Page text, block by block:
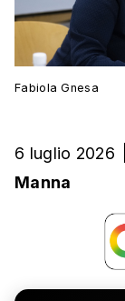
Fabiola Gnesa
6 luglio 2026
Manna